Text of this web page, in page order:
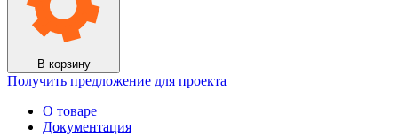
CLAD
13/042
В корзину
Получить предложение для проекта
О товаре
Документация